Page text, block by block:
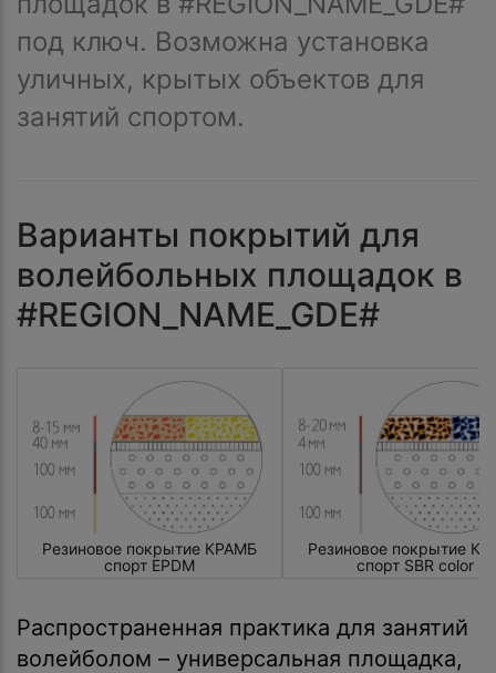
под ключ. Возможна установка
уличных, крытых объектов для
занятий спортом.
Варианты покрытий для
волейбольных площадок в
#REGION_NAME_GDE#
Резиновое покрытие КРАМБ
спорт EPDM
Резиновое покрытие
спорт SBR color
Распространенная практика для занятий
волейболом – универсальная площадка,